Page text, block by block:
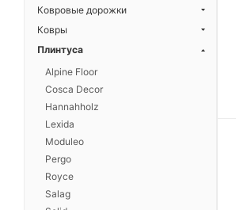
Ковровые дорожки
Ковры
Плинтуса
Alpine Floor
Cosca Decor
Hannahholz
Lexida
Moduleo
Pergo
Royce
Salag